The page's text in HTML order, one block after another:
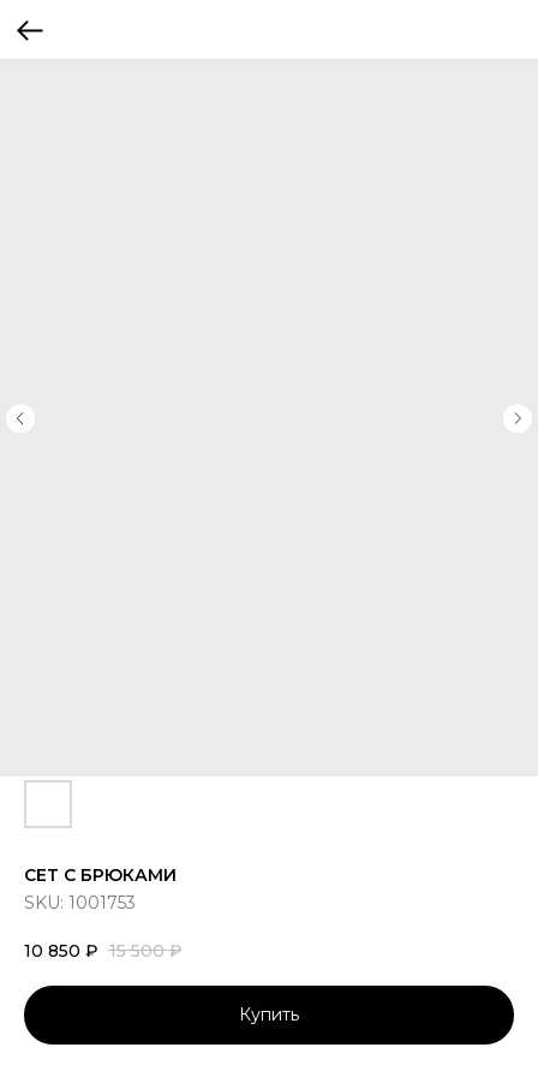
СЕТ С БРЮКАМИ
SKU: 1001753
10 850 ₽ 15 500 ₽
Купить